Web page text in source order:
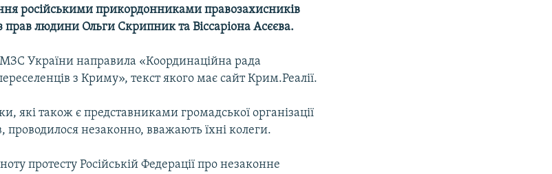
російськими прикордонниками правозахисників
прав людини Ольги Скрипник та Віссаріона Асєєва.
України направила «Координаційна рада
з Криму», текст якого має сайт Крим.Реалії.
які також є представниками громадської організації
незаконно, вважають їхні колеги.
протесту Російській Федерації про незаконне